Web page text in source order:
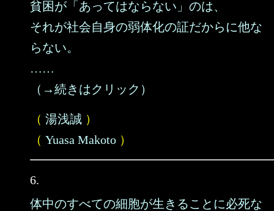
貧困が「あってはならない」のは、
それが社会自身の弱体化の証だからに他な
らない。
……
（→続きはクリック）
（ 湯浅誠 ）
（ Yuasa Makoto ）
6.
体中のすべての細胞が生きることに必死な